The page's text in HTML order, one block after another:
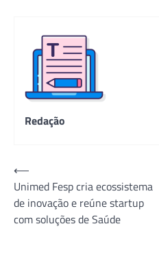
Redação
Navegação
de
Post
⟵
Unimed Fesp cria ecossistema
de inovação e reúne startup
com soluções de Saúde